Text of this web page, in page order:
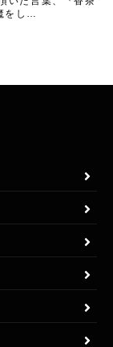
をし…